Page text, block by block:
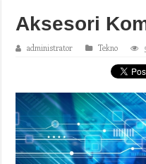
Aksesori
administrator Tekno